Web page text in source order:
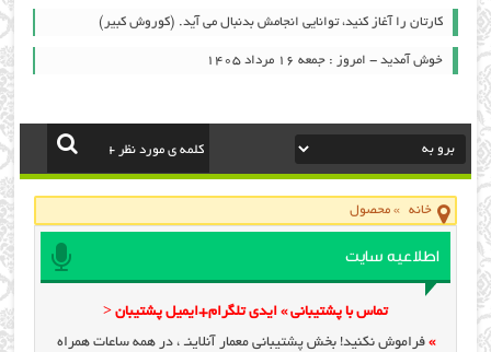
کارتان را آغاز کنید، توانایی انجامش بدنبال می آید. (کوروش کبیر)
خوش آمدید - امروز : جمعه ۱۶ مرداد ۱۴۰۵
خانه »محصول
اطلاعیه سایت
تماس با پشتیبانی » ایدی تلگرام+ایمیل پشتیبان <
» فراموش نکنید! بخش پشتیبانی معمار آنلاینـ ، در همه ساعات همراه